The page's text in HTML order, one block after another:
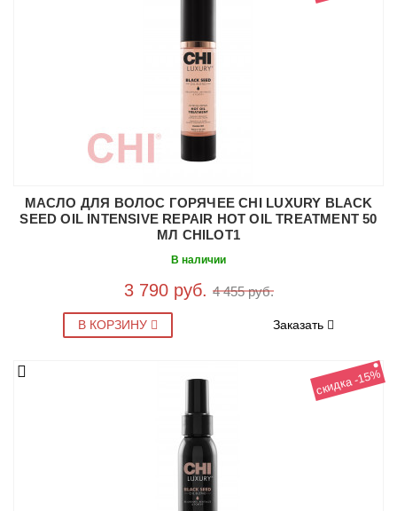
МАСЛО ДЛЯ ВОЛОС ГОРЯЧЕЕ CHI LUXURY BLACK
SEED OIL INTENSIVE REPAIR HOT OIL TREATMENT 50
МЛ CHILOT1
В наличии
3 790 руб. 4 455 руб.
В КОРЗИНУ Заказать
скидка -15%